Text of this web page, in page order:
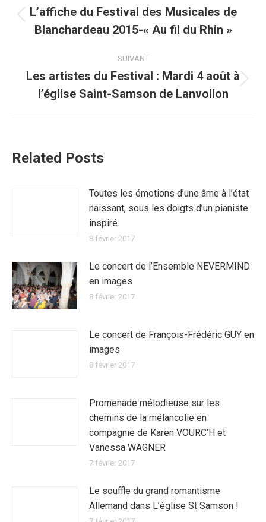
article
précédent
L’affiche du Festival des Musicales de
Blanchardeau 2015-« Au fil du Rhin »
SUIVANT
suivant
Les artistes du Festival : Mardi 4 août à
l’église Saint-Samson de Lanvollon
Related Posts
Toutes les émotions d’une âme à l’état
naissant, sous les doigts d’un pianiste
inspiré.
8 février 2017
Le concert de l’Ensemble NEVERMIND
en images
8 février 2017
Le concert de François-Frédéric GUY en
images
8 février 2017
Promenade mélodieuse sur les
chemins de la mélancolie en
compagnie de Karen VOURC’H et
Vanessa WAGNER
7 février 2017
Le souffle du grand romantisme
Allemand dans L’église St Samson !